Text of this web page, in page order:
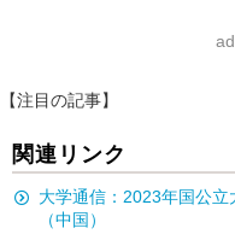
【注目の記事】
関連リンク
大学通信：2023年国公
（中国）